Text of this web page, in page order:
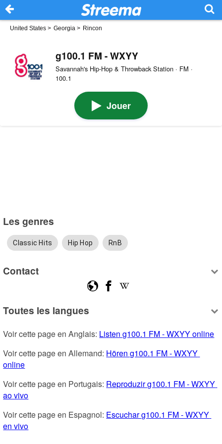
United States > Georgia > Rincon
g100.1 FM - WXYY
Savannah's Hip-Hop & Throwback Station · FM ·
100.1
Jouer
Les genres
Classic Hits Hip Hop RnB
Contact
Toutes les langues
Voir cette page en Anglais: Listen g100.1 FM - WXYY online
Voir cette page en Allemand: Hören g100.1 FM - WXYY
online
Voir cette page en Portugais: Reproduzir g100.1 FM - WXYY
ao vivo
Voir cette page en Espagnol: Escuchar g100.1 FM - WXYY
en vivo